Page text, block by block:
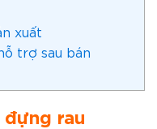
xuất
trợ sau bán
rau